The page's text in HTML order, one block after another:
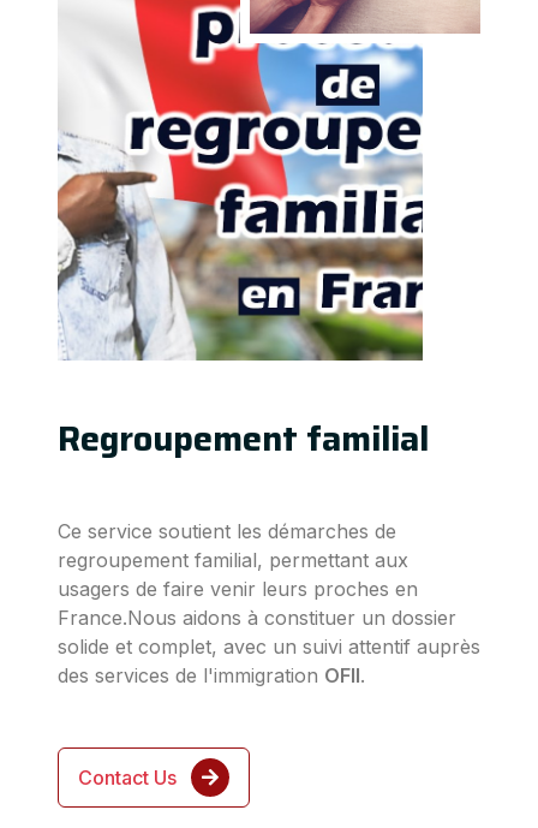
Regroupement familial
Ce service soutient les démarches de
regroupement familial, permettant aux
usagers de faire venir leurs proches en
France.Nous aidons à constituer un dossier
solide et complet, avec un suivi attentif auprès
des services de l'immigration OFII.
Contact Us